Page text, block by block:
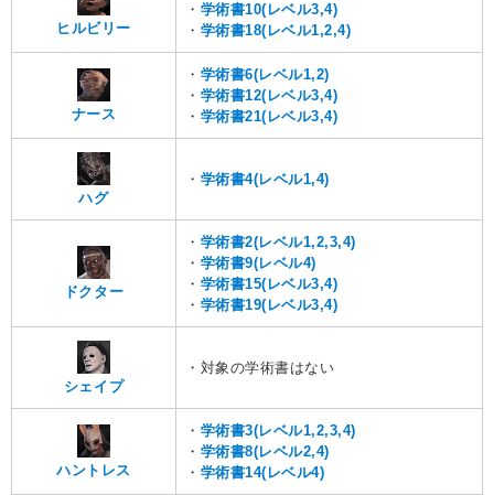
ヒルビリー
・ 学術書10(レベル3,4)
・ 学術書18(レベル1,2,4)
ナース
・ 学術書6(レベル1,2)
・ 学術書12(レベル3,4)
・ 学術書21(レベル3,4)
ハグ
・ 学術書4(レベル1,4)
ドクター
・ 学術書2(レベル1,2,3,4)
・ 学術書9(レベル4)
・ 学術書15(レベル3,4)
・ 学術書19(レベル3,4)
シェイプ
・対象の学術書はない
ハントレス
・ 学術書3(レベル1,2,3,4)
・ 学術書8(レベル2,4)
・ 学術書14(レベル4)